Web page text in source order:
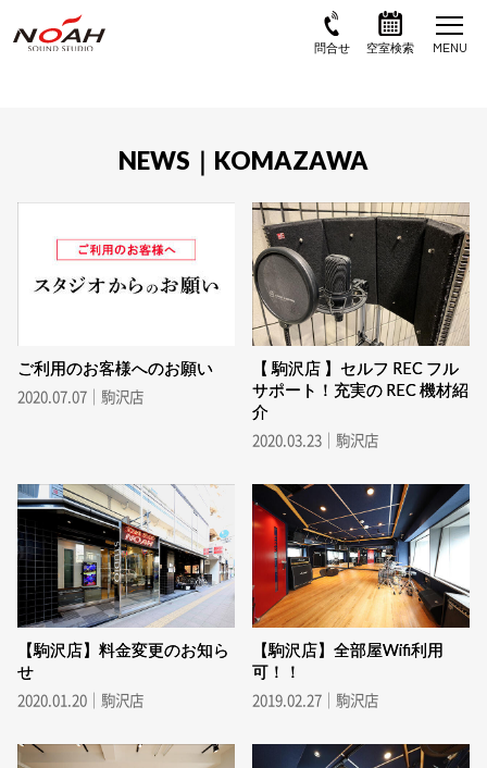
NEWS｜KOMAZAWA
ご利用のお客様へのお願い
2020.07.07｜駒沢店
【 駒沢店 】セルフ REC フル
サポート！充実の REC 機材紹
介
2020.03.23｜駒沢店
【駒沢店】料金変更のお知ら
せ
2020.01.20｜駒沢店
【駒沢店】全部屋Wifi利用
可！！
2019.02.27｜駒沢店